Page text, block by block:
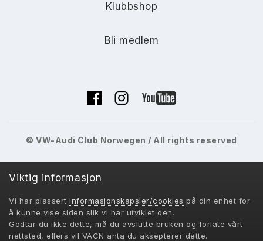
Klubbshop
Bli medlem
© VW-Audi Club Norwegen / All rights reserved
VACN 2018-
Powered by Invision Community
Viktig informasjon
Vi har plassert informasjonskapsler/cookies på din enhet for
å kunne vise siden slik vi har utviklet den.
Godtar du ikke dette, må du avslutte bruken og forlate vårt
nettsted, ellers vil VACN anta du aksepterer dette.